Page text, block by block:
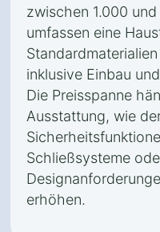
zwischen 1.000
umfassen eine
inklusive Einbau
Die Preisspanne
Ausstattung, wie
Schließsysteme
erhöhen.